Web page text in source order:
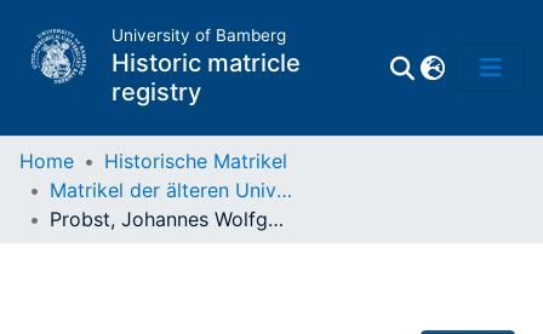
University of Bamberg
Historic matricle
registry
Matrikel
Home
Historische Matrikel
Matrikel der älteren Universität
Probst, Johannes Wolfgang